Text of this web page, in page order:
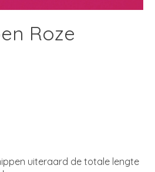
Roze
uiteraard de totale lengte